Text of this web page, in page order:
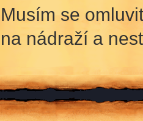
Musím se
na nádraží a